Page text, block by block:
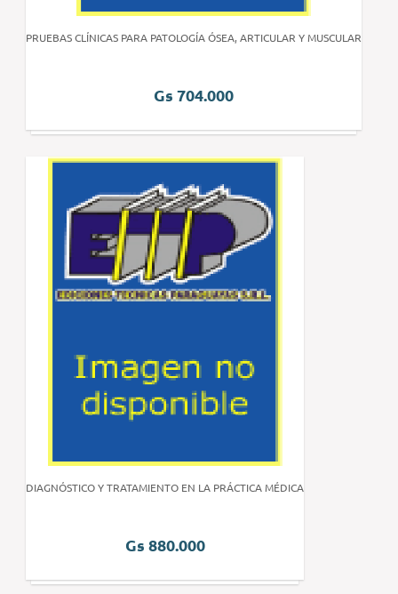
PRUEBAS CLÍNICAS PARA PATOLOGÍA ÓSEA, ARTICULAR Y MUSCULAR
Gs 704.000
DIAGNÓSTICO Y TRATAMIENTO EN LA PRÁCTICA MÉDICA
Gs 880.000